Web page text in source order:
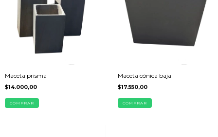
Maceta prisma
$14.000,00
COMPRAR
Maceta cónica baja
$17.550,00
COMPRAR